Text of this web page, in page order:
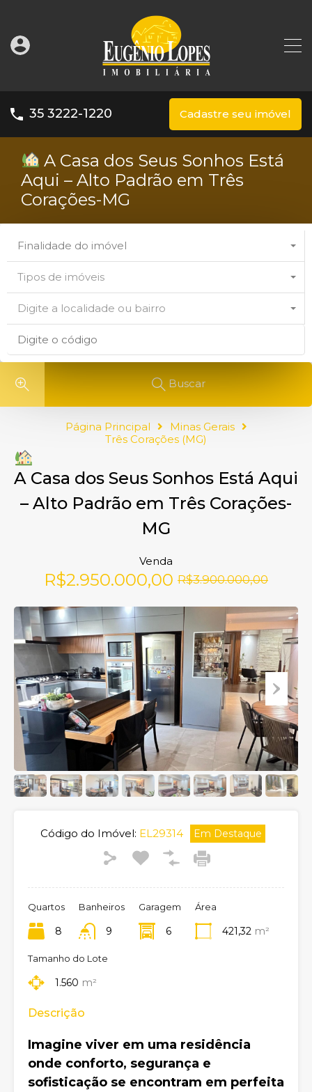
35 3222-1220 Cadastre seu imóvel
A Casa dos Seus Sonhos Está
Aqui – Alto Padrão em Três
Corações-MG
Finalidade do imóvel
Tipos de imóveis
Digite a localidade ou bairro
Buscar
Página Principal
Minas Gerais
Três Corações (MG)
A Casa dos Seus Sonhos Está Aqui
– Alto Padrão em Três Corações-
MG
Venda
R$2.950.000,00 R$3.900.000,00
Código do Imóvel: EL29314 Em Destaque
Quartos
8
Banheiros
9
Garagem
6
Área
421,32 m²
Tamanho do Lote
1.560 m²
Descrição
Imagine viver em uma residência
onde conforto, segurança e
sofisticação se encontram em perfeita